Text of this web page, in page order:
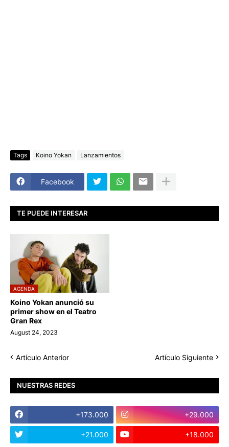
Tags Koino Yokan Lanzamientos
Facebook
TE PUEDE INTERESAR
AGENDA
Koino Yokan anunció su
primer show en el Teatro
Gran Rex
August 24, 2023
Artículo Anterior Artículo Siguiente
NUESTRAS REDES
+173.000 +29.000
+21.000 +18.000